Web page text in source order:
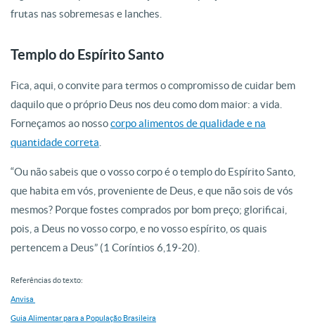
frutas nas sobremesas e lanches.
Templo do Espírito Santo
Fica, aqui, o convite para termos o compromisso de cuidar bem
daquilo que o próprio Deus nos deu como dom maior: a vida.
Forneçamos ao nossocorpo alimentos de qualidade e na
quantidade correta
“Ou não sabeis que o vosso corpo é o templo do Espírito Santo,
que habita em vós, proveniente de Deus, e que não sois de vós
mesmos? Porque fostes comprados por bom preço; glorificai,
pois, a Deus no vosso corpo, e no vosso espírito, os quais
pertencem a Deus” (1 Coríntios 6,19-20).
Referências do texto:
Anvisa
Guia Alimentar para a População Brasileira